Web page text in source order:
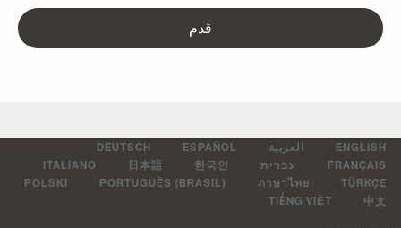
قدم
العربية DEUTSCH
ESPAÑOL
עברית ITALIANO 日本語
한국인
POLSKI
PORTUGUÊS (BRASIL) ภาษาไทย
TIẾNG VIỆT
中